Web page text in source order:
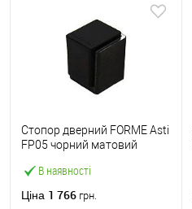
В наявності
Стопор дверний FORME Asti
FP05 чорний матовий
Ціна 1 766 грн.